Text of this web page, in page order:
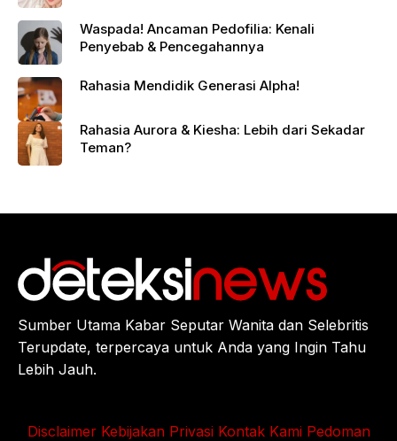
Waspada! Ancaman Pedofilia: Kenali
Penyebab & Pencegahannya
Rahasia Mendidik Generasi Alpha!
Rahasia Aurora & Kiesha: Lebih dari Sekadar
Teman?
Sumber Utama Kabar Seputar Wanita dan Selebritis
Terupdate, terpercaya untuk Anda yang Ingin Tahu
Lebih Jauh.
Disclaimer Kebijakan Privasi Kontak Kami Pedoman